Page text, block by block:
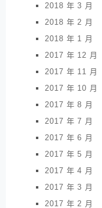
2018 年 3 月
2018 年 2 月
2018 年 1 月
2017 年 12 月
2017 年 11 月
2017 年 10 月
2017 年 8 月
2017 年 7 月
2017 年 6 月
2017 年 5 月
2017 年 4 月
2017 年 3 月
2017 年 2 月